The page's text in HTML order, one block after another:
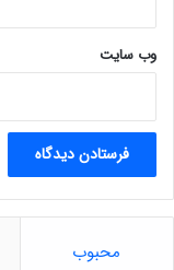
خ
و
ا
ن
ر
س
ی
وب‌ سایت
محبوب